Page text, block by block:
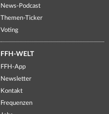
News-Podcast
Themen-Ticker
Voting
FFH-WELT
FFH-App
Newsletter
Kontakt
Frequenzen